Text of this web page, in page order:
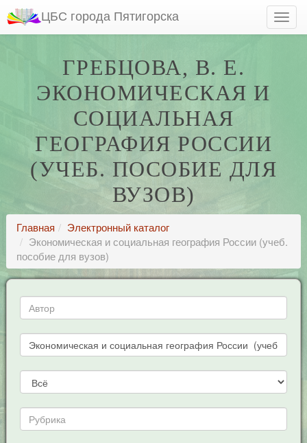
ЦБС города Пятигорска
ГРЕБЦОВА, В. Е.
ЭКОНОМИЧЕСКАЯ И
СОЦИАЛЬНАЯ
ГЕОГРАФИЯ РОССИИ
(УЧЕБ. ПОСОБИЕ ДЛЯ
ВУЗОВ)
Главная
Электронный каталог
Экономическая и социальная география России (учеб.
пособие для вузов)